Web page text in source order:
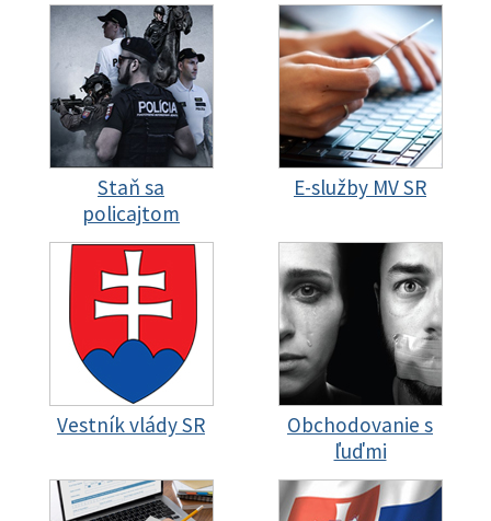
Staň sa
policajtom
E-služby MV SR
Vestník vlády SR
Obchodovanie s
ľuďmi